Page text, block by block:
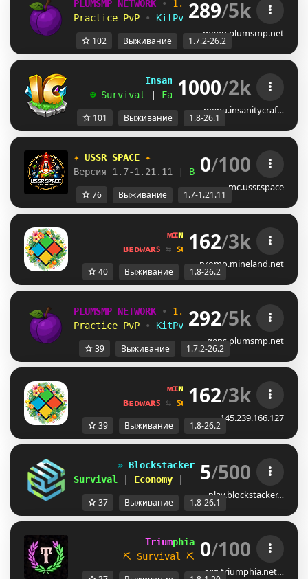
PLUMSMP NETWORK • 1.7.2 ➜ 26.2
Practice PvP
• KitPvP • Lifesteal
289/5k
menu.plumsmp.net
102 Выживание 1.7.2-26.2
InsanityCraft || 1.8 - 26.1
☻ Survival Factions | Skyblock
1000/2k
menu.insanitycraf…
101 Выживание 1.8-26.1
✦ USSR SPACE ✦
Версия 1.7-1.21.11
Выживание | Приваты
0/100
mc.ussr.space
76 Выживание 1.7-1.21.11
ᴍɪɴᴇ ʟᴀ ɴᴅ ɴᴇᴛᴡᴏʀᴋ ☀
ʙᴇᴅᴡᴀʀꜱ ⇆ ꜱᴜʀᴠɪᴠᴀʟ ꜱᴍᴘ ⇆ ꜱᴋʏʙʟᴏᴄᴋ
162/3k
promo.mineland.net
40 Выживание 1.8-26.2
PLUMSMP NETWORK • 1.7.2 ➜ 26.2
Practice PvP
• KitPvP • Lifesteal
292/5k
gens.plumsmp.net
39 Выживание 1.7.2-26.2
ᴍɪɴᴇ ʟᴀ ɴᴅ ɴᴇᴛᴡᴏʀᴋ ☀
ʙᴇᴅᴡᴀʀꜱ ⇆ ꜱᴜʀᴠɪᴠᴀʟ ꜱᴍᴘ ⇆ ꜱᴋʏʙʟᴏᴄᴋ
162/3k
145.239.166.127
39 Выживание 1.8-26.2
» Blockstackers «
Survival
Economy |
5/500
play.blockstacker…
37 Выживание 1.8-26.1
Triumphia
[1.8 / 1.20.x]
⛏ Survival
⛏ ☁ Parkour
0/100
org.triumphia.net…